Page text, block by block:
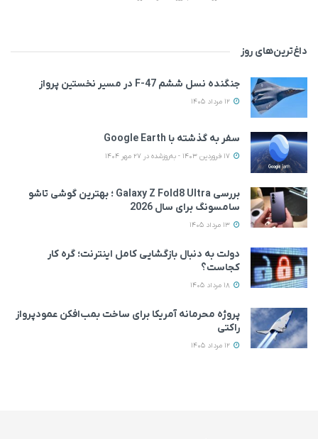
داغ‌ترین‌های روز
جنگنده نسل ششم F-47 در مسیر نخستین پرواز
سفر به گذشته با Google Earth
بررسی Galaxy Z Fold8 Ultra ؛ بهترین گوشی تاشو
سامسونگ برای سال 2026
دولت به دنبال بازگشایی کامل اینترنت؛ گره کار
کجاست؟
پروژه محرمانه آمریکا برای ساخت بمب‌افکن عمودپرواز
راکتی